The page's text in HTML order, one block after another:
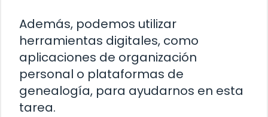
Además, podemos utilizar
herramientas digitales, como
aplicaciones de organización
personal o plataformas de
genealogía, para ayudarnos en esta
tarea.